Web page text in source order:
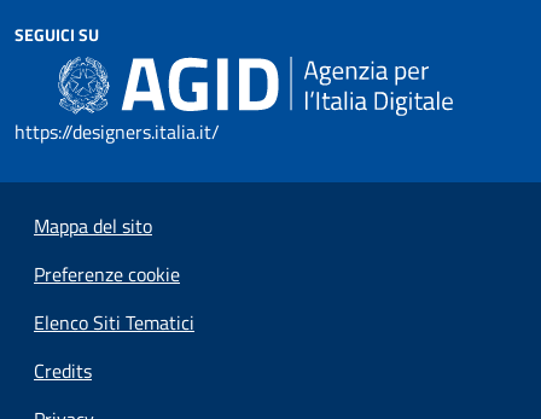
SEGUICI SU
https://designers.italia.it/
Mappa del sito
Preferenze cookie
Elenco Siti Tematici
Credits